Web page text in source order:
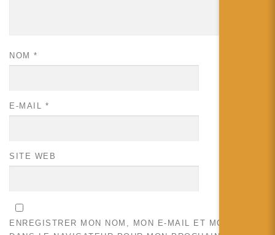
NOM *
E-MAIL *
SITE WEB
ENREGISTRER MON NOM, MON E-MAIL ET MON SITE